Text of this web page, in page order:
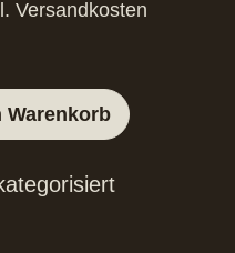
Versandkosten
Warenkorb